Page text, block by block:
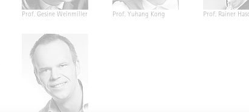
Prof. Gesine Weinmiller Prof. Yuhang Kong Prof. Rainer